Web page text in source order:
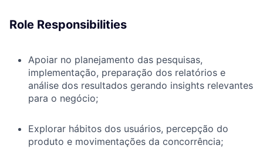
Role Responsibilities
Apoiar no planejamento das pesquisas,
implementação, preparação dos relatórios e
análise dos resultados gerando insights relevantes
para o negócio;
Explorar hábitos dos usuários, percepção do
produto e movimentações da concorrência;